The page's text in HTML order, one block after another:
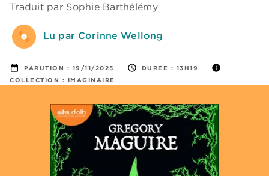
Traduit par Sophie Barthélémy
Lu par Corinne Wellong
date_range PARUTION : 19/11/2025 access_time DURÉE : 13H19 info
COLLECTION : IMAGINAIRE